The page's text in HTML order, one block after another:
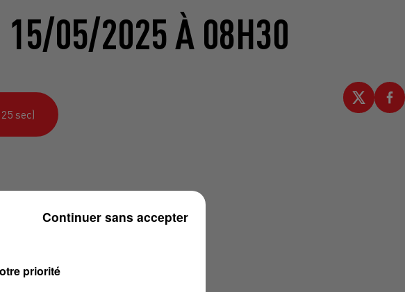
15/05/2025 À 08H30
sec)
priorité
Continuer sans accepter